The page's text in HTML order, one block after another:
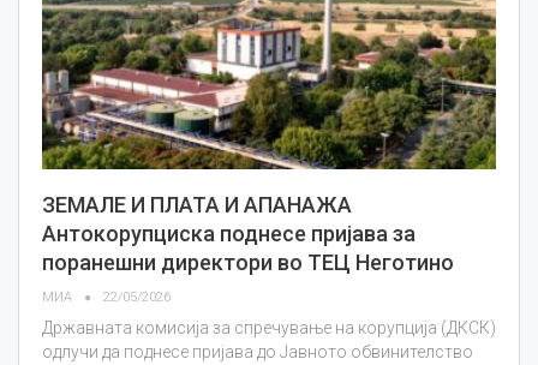
ЗЕМАЛЕ И ПЛАТА И АПАНАЖА
Антокорупциска поднесе пријава за
поранешни директори во ТЕЦ Неготино
МИА 22/05/2026
Државната комисија за спречување на корупција (ДКСК)
одлучи да поднесе пријава до Јавното обвинителство